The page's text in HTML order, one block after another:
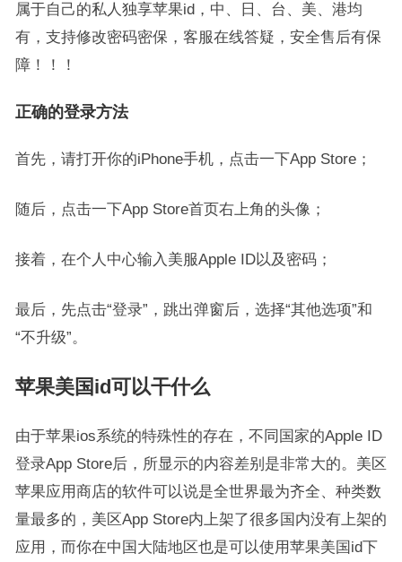
属于自己的私人独享苹果id，中、日、台、美、港均
有，支持修改密码密保，客服在线答疑，安全售后有保
障！！！
正确的登录方法
首先，请打开你的iPhone手机，点击一下App Store；
随后，点击一下App Store首页右上角的头像；
接着，在个人中心输入美服Apple ID以及密码；
最后，先点击“登录”，跳出弹窗后，选择“其他选项”和
“不升级”。
苹果美国id可以干什么
由于苹果ios系统的特殊性的存在，不同国家的Apple ID
登录App Store后，所显示的内容差别是非常大的。美区
苹果应用商店的软件可以说是全世界最为齐全、种类数
量最多的，美区App Store内上架了很多国内没有上架的
应用，而你在中国大陆地区也是可以使用苹果美国id下